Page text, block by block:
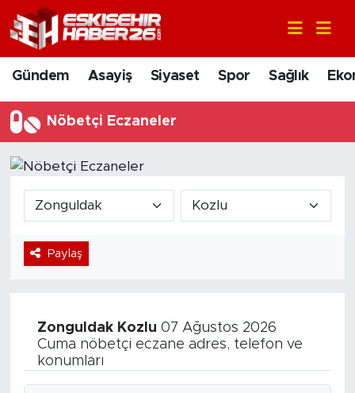
Gündem Asayiş Siyaset Spor Sağlık
Nöbetçi Eczaneler
Paylaş
Zonguldak Kozlu 07 Ağustos 2026
Cuma nöbetçi eczane adres, telefon ve
konumları
Gündem
Asayiş
Siyaset
Sağlık
Ekonomi
Sanat
Bölge
Nöbetçi Eczaneler
Hava Durumu
Trafik Durumu
Tüm Manşetler
Son Dakika Haberleri